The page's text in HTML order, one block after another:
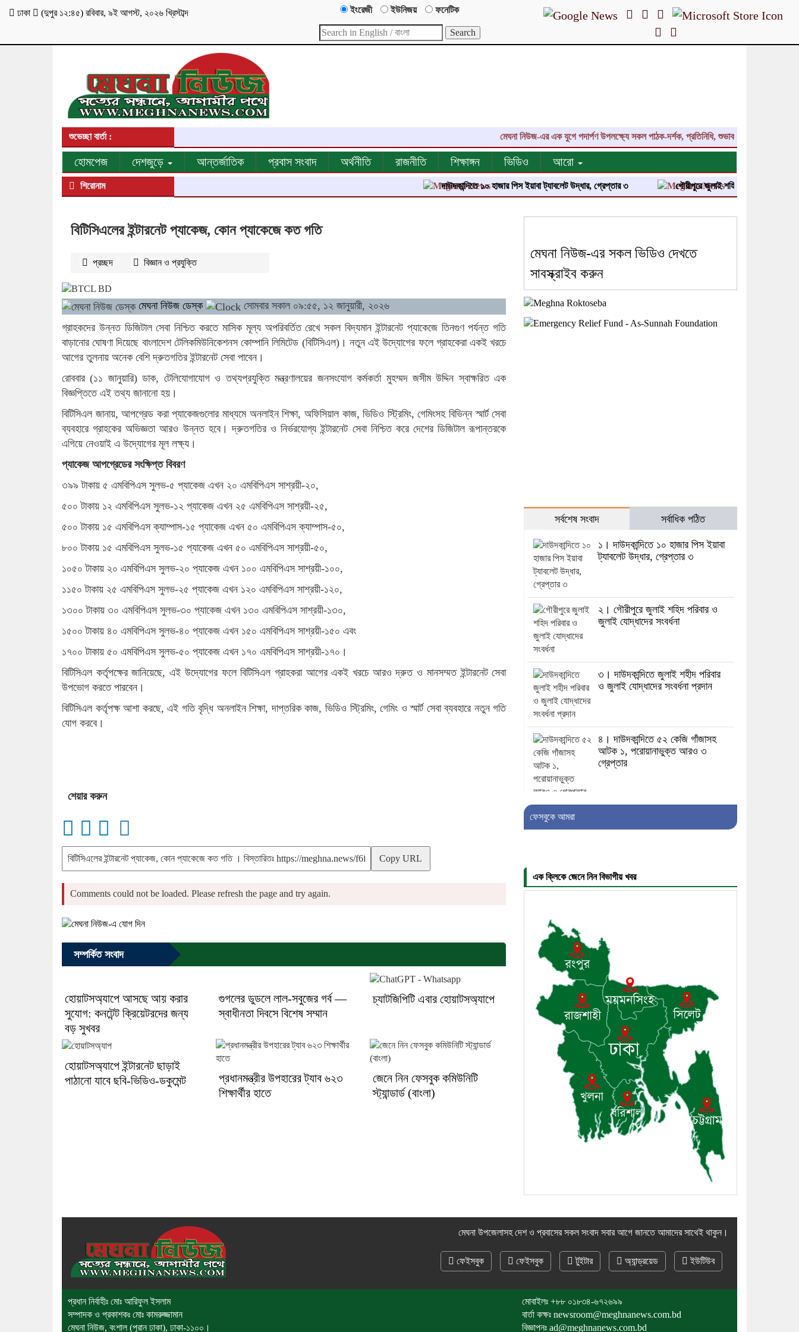
ঢাকা (দুপুর ১২:৪৫) রবিবার, ৯ই আগস্ট, ২০২৬ খ্রিস্টাব্দ ইংরেজী ইউনিজয় ফনেটিক
শুভেচ্ছা বার্তা : মেঘনা নিউজ-এর এক যুগে পদার্পণ উপলক্ষ্যে সকল পাঠক-দর্শক, প্রতিনিধি, শুভাকাঙ্ক্ষী, সহযোগী,
হোমপেজ দেশজুড়ে আন্তর্জাতিক প্রবাস সংবাদ অর্থনীতি রাজনীতি শিক্ষাঙ্গন ভিডিও আরো
শিরোনাম দাউদকান্দিতে ১০ হাজার পিস ইয়াবা ট্যাবলেট উদ্ধার, গ্রেপ্তার ৩ গৌরীপুরে জুলাই শহিদ পরিবার ও জুলাই যোদ্ধাদের
বিটিসিএলের ইন্টারনেট প্যাকেজ, কোন প্যাকেজে কত গতি
প্রচ্ছদ বিজ্ঞান ও প্রযুক্তি
মেঘনা নিউজ ডেস্ক
সোমবার সকাল ০৯:৫৫, ১২ জানুয়ারী, ২০২৬
গ্রাহকদের উন্নত ডিজিটাল সেবা নিশ্চিত করতে মাসিক মূল্য অপরিবর্তিত রেখে সকল বিদ্যমান ইন্টারনেট প্যাকেজে তিনগুণ পর্যন্ত গতি
বাড়ানোর ঘোষণা দিয়েছে বাংলাদেশ টেলিকমিউনিকেশনস কোম্পানি লিমিটেড (বিটিসিএল)। নতুন এই উদ্যোগের ফলে গ্রাহকেরা একই খরচে
আগের তুলনায় অনেক বেশি দ্রুতগতির ইন্টারনেট সেবা পাবেন।
রোববার (১১ জানুয়ারি) ডাক, টেলিযোগাযোগ ও তথ্যপ্রযুক্তি মন্ত্রণালয়ের জনসংযোগ কর্মকর্তা মুহম্মদ জসীম উদ্দিন স্বাক্ষরিত এক
বিজ্ঞপ্তিতে এই তথ্য জানানো হয়।
বিটিসিএল জানায়, আপগ্রেড করা প্যাকেজগুলোর মাধ্যমে অনলাইন শিক্ষা, অফিসিয়াল কাজ, ভিডিও স্ট্রিমিং, গেমিংসহ বিভিন্ন স্মার্ট সেবা
ব্যবহারে গ্রাহকের অভিজ্ঞতা আরও উন্নত হবে। দ্রুতগতির ও নির্ভরযোগ্য ইন্টারনেট সেবা নিশ্চিত করে দেশের ডিজিটাল রূপান্তরকে
এগিয়ে নেওয়াই এ উদ্যোগের মূল লক্ষ্য।
প্যাকেজ আপগ্রেডের সংক্ষিপ্ত বিবরণ
৩৯৯ টাকায় ৫ এমবিপিএস সুলভ-৫ প্যাকেজ এখন ২০ এমবিপিএস সাশ্রয়ী-২০,
৫০০ টাকায় ১২ এমবিপিএস সুলভ-১২ প্যাকেজ এখন ২৫ এমবিপিএস সাশ্রয়ী-২৫,
৫০০ টাকায় ১৫ এমবিপিএস ক্যাম্পাস-১৫ প্যাকেজ এখন ৫০ এমবিপিএস ক্যাম্পাস-৫০,
৮০০ টাকায় ১৫ এমবিপিএস সুলভ-১৫ প্যাকেজ এখন ৫০ এমবিপিএস সাশ্রয়ী-৫০,
১০৫০ টাকায় ২০ এমবিপিএস সুলভ-২০ প্যাকেজ এখন ১০০ এমবিপিএস সাশ্রয়ী-১০০,
১১৫০ টাকায় ২৫ এমবিপিএস সুলভ-২৫ প্যাকেজ এখন ১২০ এমবিপিএস সাশ্রয়ী-১২০,
১৩০০ টাকায় ৩০ এমবিপিএস সুলভ-৩০ প্যাকেজ এখন ১৩০ এমবিপিএস সাশ্রয়ী-১৩০,
১৫০০ টাকায় ৪০ এমবিপিএস সুলভ-৪০ প্যাকেজ এখন ১৫০ এমবিপিএস সাশ্রয়ী-১৫০ এবং
১৭০০ টাকায় ৫০ এমবিপিএস সুলভ-৫০ প্যাকেজ এখন ১৭০ এমবিপিএস সাশ্রয়ী-১৭০।
বিটিসিএল কর্তৃপক্ষের জানিয়েছে, এই উদ্যোগের ফলে বিটিসিএল গ্রাহকরা আগের একই খরচে আরও দ্রুত ও মানসম্মত ইন্টারনেট সেবা
উপভোগ করতে পারবেন।
বিটিসিএল কর্তৃপক্ষ আশা করছে, এই গতি বৃদ্ধি অনলাইন শিক্ষা, দাপ্তরিক কাজ, ভিডিও স্ট্রিমিং, গেমিং ও স্মার্ট সেবা ব্যবহারে নতুন গতি
যোগ করবে।
শেয়ার করুন
Copy URL
Comments could not be loaded. Please refresh the page and try again.
সম্পর্কিত সংবাদ
হোয়াটসঅ্যাপে আসছে আয় করার
সুযোগ: কনটেন্ট ক্রিয়েটরদের জন্য
বড় সুখবর
গুগলের ডুডলে লাল-সবুজের গর্ব —
স্বাধীনতা দিবসে বিশেষ সম্মান
চ্যাটজিপিটি এবার হোয়াটসঅ্যাপে
হোয়াটসঅ্যাপে ইন্টারনেট ছাড়াই
পাঠানো যাবে ছবি-ভিডিও-ডকুমেন্ট
প্রধানমন্ত্রীর উপহারের ট্যাব ৬২৩
শিক্ষার্থীর হাতে
জেনে নিন ফেসবুক কমিউনিটি
স্ট্যান্ডার্ড (বাংলা)
মেঘনা নিউজ-এর সকল ভিডিও দেখতে
সাবস্ক্রাইব করুন
সর্বশেষ সংবাদ সর্বাধিক পঠিত
১। দাউদকান্দিতে ১০ হাজার পিস ইয়াবা
ট্যাবলেট উদ্ধার, গ্রেপ্তার ৩
২। গৌরীপুরে জুলাই শহিদ পরিবার ও
জুলাই যোদ্ধাদের সংবর্ধনা
৩। দাউদকান্দিতে জুলাই শহীদ পরিবার
ও জুলাই যোদ্ধাদের সংবর্ধনা প্রদান
৪। দাউদকান্দিতে ৫২ কেজি গাঁজাসহ
আটক ১, পরোয়ানাভুক্ত আরও ৩
গ্রেপ্তার
সদস্য সচিব হলেন সালাউদ্দিন সরকার
৬। জেলা পুলিশ সুপার থেকে সম্মাননা
পেলেন দাউদকান্দি মডেল থানার
৭। দাউদকান্দিতে উপজেলা আইন-
শৃঙ্খলা কমিটির মাসিক সভা অনুষ্ঠিত
৮। দাউদকান্দিতে মুচি সম্প্রদায়ের
খোঁজখবর নিলেন ড. খন্দকার মারুফ
হোসেন
৯। মেঘনায় আইন-শৃঙ্খলা কমিটির
মাসিক সভা অনুষ্ঠিত
১০। জাতীয় নেতা ড. খন্দকার
মোশাররফ হোসেনের মূল্যায়ন কোথায়
এবং একটি বিশ্লেষণ
ফেসবুকে আমরা
এক ক্লিকে জেনে নিন বিভাগীয় খবর
মেঘনা উপজেলাসহ দেশ ও প্রবাসের সকল সংবাদ সবার আগে জানতে আমাদের সাথেই থাকুন।
ফেইসবুক ফেইসবুক টুইটার অ্যান্ড্রয়েড ইউটিউব
প্রধান নির্বাহীঃ মোঃ আরিফুল ইসলাম
সম্পাদক ও প্রকাশকঃ মোঃ কামরুজ্জামান
মেঘনা নিউজ, বংশাল (পুরান ঢাকা), ঢাকা-১১০০।
মোবাইলঃ +৮৮ ০১৮৩৪-৬৭২৬৯৯
বার্তা কক্ষঃ newsroom@meghnanews.com.bd
বিজ্ঞাপনঃ ad@meghnanews.com.bd